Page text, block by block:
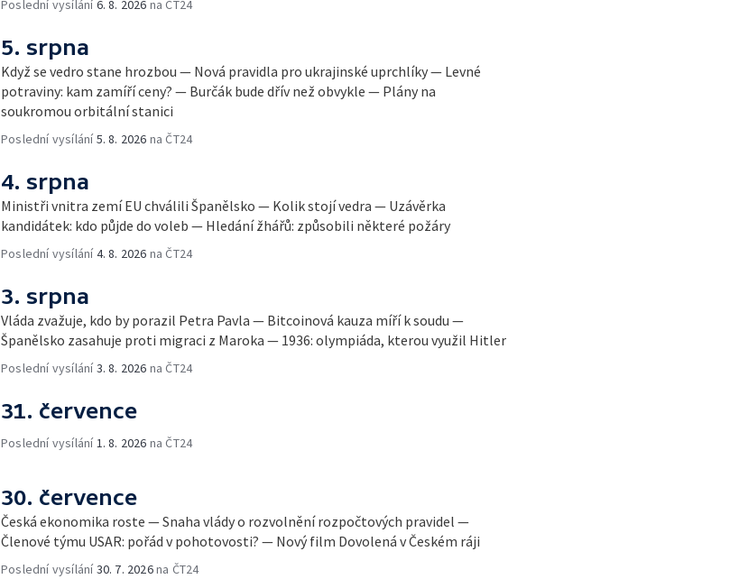
Poslední vysílání6. 8. 2026 na ČT24
5. srpna
Když se vedro stane hrozbou — Nová pravidla pro ukrajinské uprchlíky — Levné
potraviny: kam zamíří ceny? — Burčák bude dřív než obvykle — Plány na
soukromou orbitální stanici
Poslední vysílání5. 8. 2026 na ČT24
4. srpna
Ministři vnitra zemí EU chválili Španělsko — Kolik stojí vedra — Uzávěrka
kandidátek: kdo půjde do voleb — Hledání žhářů: způsobili některé požáry
Poslední vysílání4. 8. 2026 na ČT24
3. srpna
Vláda zvažuje, kdo by porazil Petra Pavla — Bitcoinová kauza míří k soudu —
Španělsko zasahuje proti migraci z Maroka — 1936: olympiáda, kterou využil Hitler
Poslední vysílání3. 8. 2026 na ČT24
31. července
Poslední vysílání1. 8. 2026 na ČT24
30. července
Česká ekonomika roste — Snaha vlády o rozvolnění rozpočtových pravidel —
Členové týmu USAR: pořád v pohotovosti? — Nový film Dovolená v Českém ráji
Poslední vysílání30. 7. 2026na ČT24